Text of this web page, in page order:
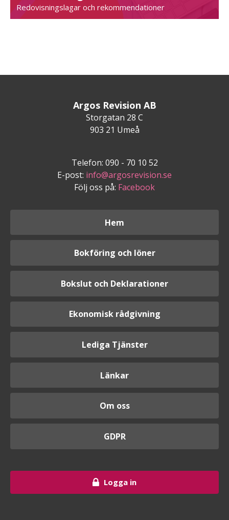
Redovisningslagar och rekommendationer
Argos Revision AB
Storgatan 28 C
903 21 Umeå
Telefon: 090 - 70 10 52
E-post: info@argosrevision.se
Följ oss på: Facebook
Hem
Bokföring och löner
Bokslut och Deklarationer
Ekonomisk rådgivning
Lediga Tjänster
Länkar
Om oss
GDPR
Logga in